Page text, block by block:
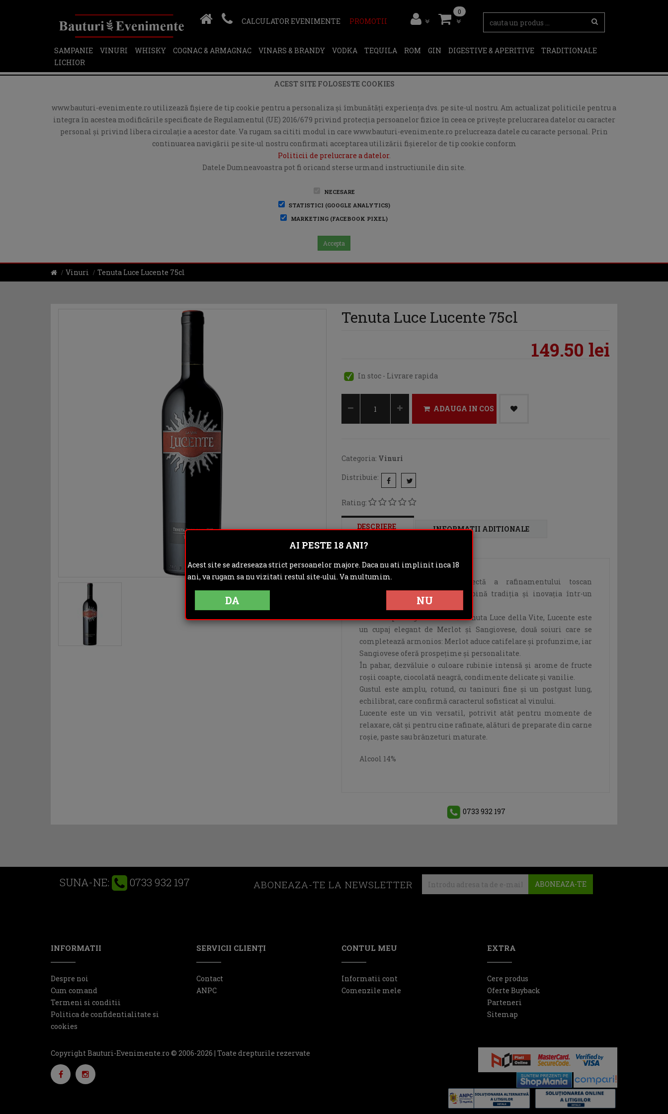
CALCULATOR EVENIMENTE PROMOTII
0
SAMPANIE VINURI WHISKY COGNAC & ARMAGNAC VINARS & BRANDY VODKA TEQUILA ROM GIN DIGESTIVE & APERITIVE
TRADITIONALE
LICHIOR
ACEST SITE FOLOSESTE COOKIES
www.bauturi-evenimente.ro utilizează fişiere de tip cookie pentru a personaliza și îmbunătăți experiența dvs. pe site-ul nostru. Am actualizat politicile pentru a
integra în acestea modificările specificate de Regulamentul (UE) 2016/679 privind protecția persoanelor fizice în ceea ce privește prelucrarea datelor cu caracter
personal și privind libera circulație a acestor date. Va rugam sa cititi modul in care www.bauturi-evenimente.ro prelucreaza datele cu caracte personal. Prin
continuarea navigării pe site-ul nostru confirmati acceptarea utilizării fişierelor de tip cookie conform
Politicii de prelucrare a datelor.
Datele Dumneavoastra pot fi oricand sterse urmand instructiunile din site.
NECESARE
STATISTICI (GOOGLE ANALYTICS)
MARKETING (FACEBOOK PIXEL)
Accepta
Vinuri Tenuta Luce Lucente 75cl
Tenuta Luce Lucente 75cl
149.50 lei
In stoc - Livrare rapida
ADAUGA IN COS
Categoria: Vinuri
Distribuie:
Rating:
DESCRIERE INFORMATII ADITIONALE
OPINII (0)
Lucente este expresia perfectă a rafinamentului toscan
contemporan, un vin care îmbină tradiția și inovația într-un
echilibru desăvârșit.
Creat de prestigioasa cramă Tenuta Luce della Vite, Lucente este
un cupaj elegant de Merlot și Sangiovese, două soiuri care se
completează armonios: Merlot aduce catifelare și profunzime, iar
Sangiovese oferă prospețime și personalitate.
În pahar, dezvăluie o culoare rubinie intensă și arome de fructe
roșii coapte, ciocolată neagră, condimente delicate și vanilie.
Gustul este amplu, rotund, cu taninuri fine și un postgust lung,
echilibrat, care confirmă caracterul sofisticat al vinului.
Lucente este un vin versatil, potrivit atât pentru momente de
relaxare, cât și pentru cine rafinate, alături de preparate din carne
roșie, paste sau brânzeturi maturate.
Alcool 14%
0733 932 197
SUNA-NE: 0733 932 197 ABONEAZA-TE LA NEWSLETTER ABONEAZA-TE
INFORMATII
Despre noi
Cum comand
Termeni si conditii
Politica de confidentialitate si
cookies
SERVICII CLIENŢI
Contact
ANPC
CONTUL MEU
Informatii cont
Comenzile mele
EXTRA
Cere produs
Oferte Buyback
Parteneri
Sitemap
Copyright Bauturi-Evenimente.ro © 2006-2026 | Toate drepturile rezervate
AI PESTE 18 ANI?
Acest site se adreseaza strict persoanelor majore. Daca nu ati implinit inca 18
ani, va rugam sa nu vizitati restul site-ului. Va multumim.
DA NU